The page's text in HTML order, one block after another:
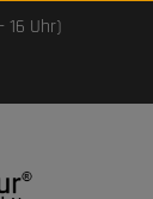
16 Uhr)